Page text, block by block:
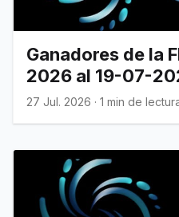
Ganadores de la
2026 al 19-07-
27 Jul. 2026 · 1 min de